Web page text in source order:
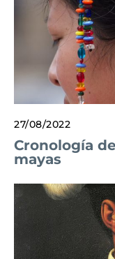
27/08/2022
Cronología
mayas